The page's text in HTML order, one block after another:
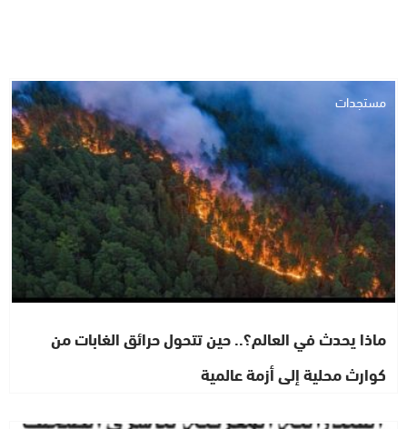
مستجدات
ماذا يحدث في العالم؟.. حين تتحول حرائق الغابات من
كوارث محلية إلى أزمة عالمية